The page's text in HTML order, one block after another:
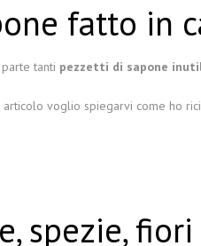
fatto in
tanti pezzetti di sapone
articolo voglio spiegarvi come ho
spezie,